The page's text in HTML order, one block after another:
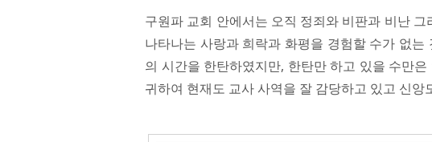
구원파 교회 안에서는 오직 정죄와 비판과 비난
나타나는 사랑과 희락과 화평을 경험할 수가 없
의 시간을 한탄하였지만, 한탄만 하고 있을 수만
귀하여 현재도 교사 사역을 잘 감당하고 있고 신